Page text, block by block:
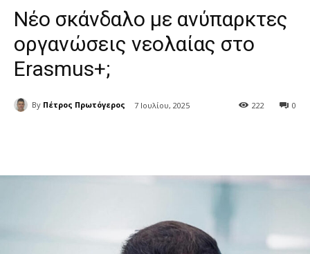
Νέο σκάνδαλο με ανύπαρκτες
οργανώσεις νεολαίας στο
Erasmus+;
By Πέτρος Πρωτόγερος 7 Ιουλίου, 2025 0
222